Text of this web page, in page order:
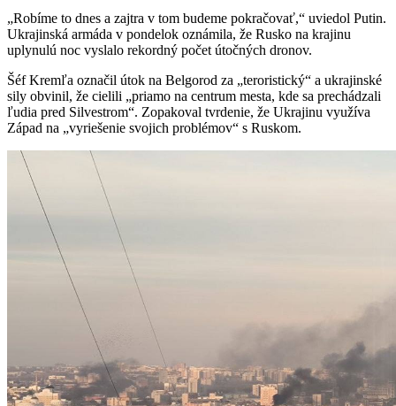
„Robíme to dnes a zajtra v tom budeme pokračovať,“ uviedol Putin.
Ukrajinská armáda v pondelok oznámila, že Rusko na krajinu
uplynulú noc vyslalo rekordný počet útočných dronov.
Šéf Kremľa označil útok na Belgorod za „teroristický“ a ukrajinské
sily obvinil, že cielili „priamo na centrum mesta, kde sa prechádzali
ľudia pred Silvestrom“. Zopakoval tvrdenie, že Ukrajinu využíva
Západ na „vyriešenie svojich problémov“ s Ruskom.